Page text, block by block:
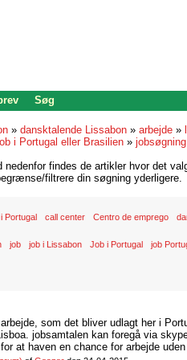
Søg
» dansktalende Lissabon » arbejde »
i Portugal eller Brasilien »
nedenfor findes de artikler hvor det
filtrere din søgning yderligere.
Portugal call center Centro de emprego
job job i Lissabon Job i Portugal job
som det bliver udlagt her i
jobsamtalen kan foregå via
at haven en chance for arbejde